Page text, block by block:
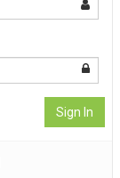
Sign In